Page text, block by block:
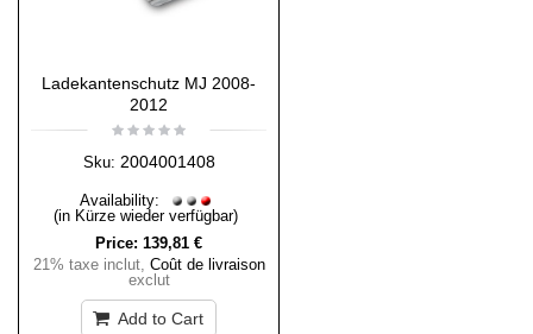
Ladekantenschutz MJ 2008-
2012
Sku: 2004001408
Availability:
(in Kürze wieder verfügbar)
Price: 139,81 €
21% taxe inclut, Coût de livraison
exclut
Add to Cart